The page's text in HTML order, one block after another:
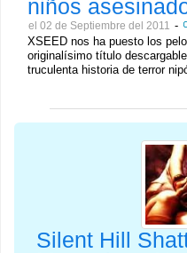
niños
el 02 de Septiembre del 2011 -
XSEED nos ha puesto los
originalísimo título
truculenta historia de terror
Silent Hill